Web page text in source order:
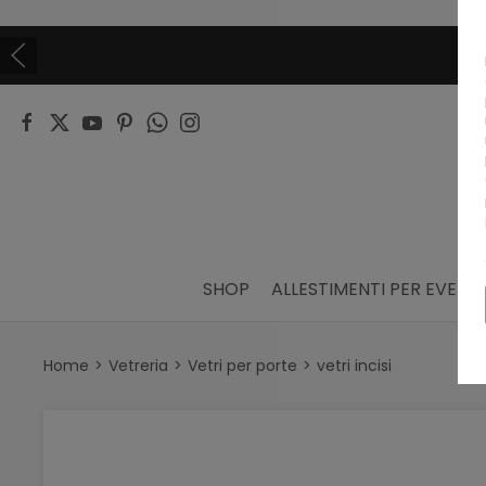
VUOI DIVENTARE UN NOSTRO
SHOP ALLESTIMENTI PER EVENTI
Home Vetreria Vetri per porte vetri incisi